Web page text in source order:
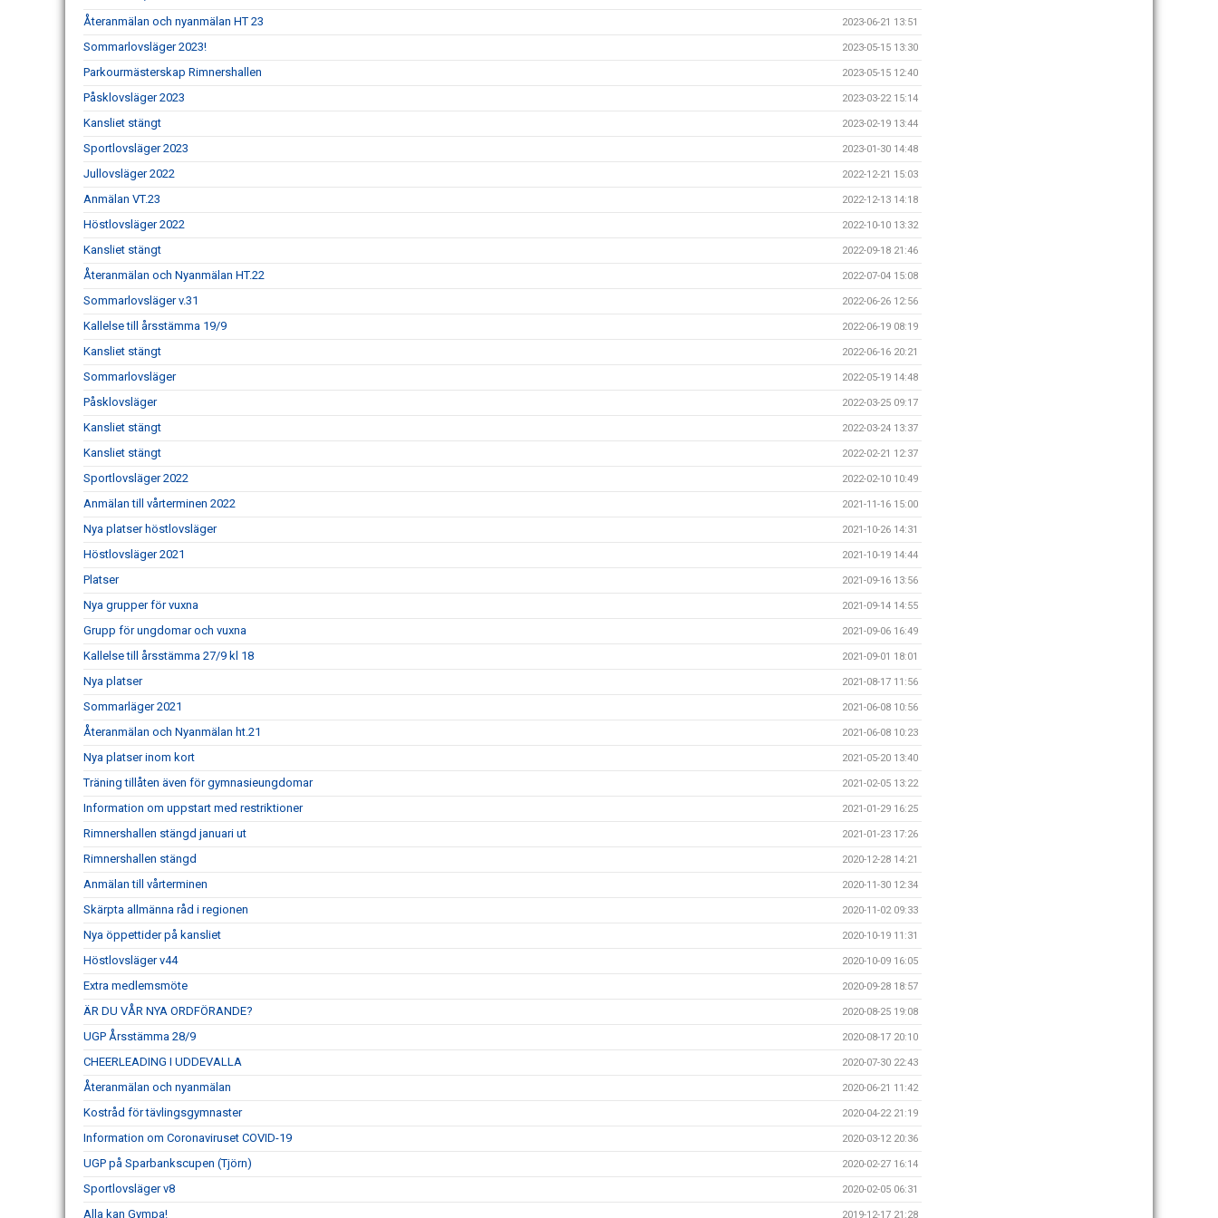
Återanmälan och nyanmälan HT 23 2023-06-21 13:51
Sommarlovsläger 2023! 2023-05-15 13:30
Parkourmästerskap Rimnershallen 2023-05-15 12:40
Påsklovsläger 2023 2023-03-22 15:14
Kansliet stängt 2023-02-19 13:44
Sportlovsläger 2023 2023-01-30 14:48
Jullovsläger 2022 2022-12-21 15:03
Anmälan VT.23 2022-12-13 14:18
Höstlovsläger 2022 2022-10-10 13:32
Kansliet stängt 2022-09-18 21:46
Återanmälan och Nyanmälan HT.22 2022-07-04 15:08
Sommarlovsläger v.31 2022-06-26 12:56
Kallelse till årsstämma 19/9 2022-06-19 08:19
Kansliet stängt 2022-06-16 20:21
Sommarlovsläger 2022-05-19 14:48
Påsklovsläger 2022-03-25 09:17
Kansliet stängt 2022-03-24 13:37
Kansliet stängt 2022-02-21 12:37
Sportlovsläger 2022 2022-02-10 10:49
Anmälan till vårterminen 2022 2021-11-16 15:00
Nya platser höstlovsläger 2021-10-26 14:31
Höstlovsläger 2021 2021-10-19 14:44
Platser 2021-09-16 13:56
Nya grupper för vuxna 2021-09-14 14:55
Grupp för ungdomar och vuxna 2021-09-06 16:49
Kallelse till årsstämma 27/9 kl 18 2021-09-01 18:01
Nya platser 2021-08-17 11:56
Sommarläger 2021 2021-06-08 10:56
Återanmälan och Nyanmälan ht.21 2021-06-08 10:23
Nya platser inom kort 2021-05-20 13:40
Träning tillåten även för gymnasieungdomar 2021-02-05 13:22
Information om uppstart med restriktioner 2021-01-29 16:25
Rimnershallen stängd januari ut 2021-01-23 17:26
Rimnershallen stängd 2020-12-28 14:21
Anmälan till vårterminen 2020-11-30 12:34
Skärpta allmänna råd i regionen 2020-11-02 09:33
Nya öppettider på kansliet 2020-10-19 11:31
Höstlovsläger v44 2020-10-09 16:05
Extra medlemsmöte 2020-09-28 18:57
ÄR DU VÅR NYA ORDFÖRANDE? 2020-08-25 19:08
UGP Årsstämma 28/9 2020-08-17 20:10
CHEERLEADING I UDDEVALLA 2020-07-30 22:43
Återanmälan och nyanmälan 2020-06-21 11:42
Kostråd för tävlingsgymnaster 2020-04-22 21:19
Information om Coronaviruset COVID-19 2020-03-12 20:36
UGP på Sparbankscupen (Tjörn) 2020-02-27 16:14
Sportlovsläger v8 2020-02-05 06:31
Alla kan Gympa! 2019-12-17 21:28